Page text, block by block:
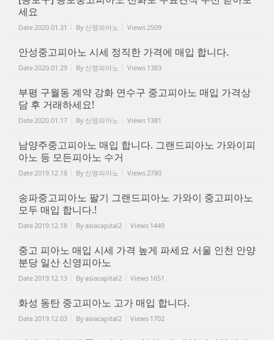
세요
Date2020.01.31 By 신영피아노 Views2509
안성중고피아노 시세 정직한 가격에 매입 합니다.
Date2020.01.29 By 신영피아노 Views 1383
부평 구월동 계약 강화 연수구 중고피아노 매입 가격상
담 후 거래하세요!
Date2020.01.17 By 신영피아노 Views 1381
남양주중고피아노 매입 합니다. 그랜드피아노 가와이피
아노 등 모든피아노 수거
Date2019.12.18 By 신영피아노 Views2780
송파중고피아노 팔기 그랜드피아노 가와이 중고피아노
모두 매입 합니다.!
Date2019.12.18 Byasiacapital2 Views 1449
중고 피아노 매입 시세 가격 높게 파세요 서울 인천 안양
분당 일산 신영피아노
Date2019.12.13 Byasiacapital2 Views 1651
화성 동탄 중고피아노 고가 매입 합니다.
Date2019.12.03 Byasiacapital2 Views 1702